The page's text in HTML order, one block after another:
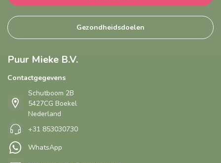
Gezondheidsdoelen
Puur Mieke B.V.
Contactgegevens
Schutboom 2B
5427CG Boekel
Nederland
+31 853030730
WhatsApp